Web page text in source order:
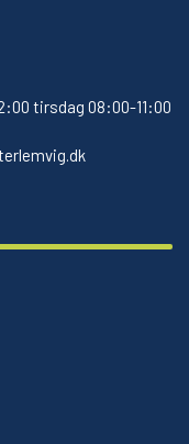
tirsdag 08:00-11:00